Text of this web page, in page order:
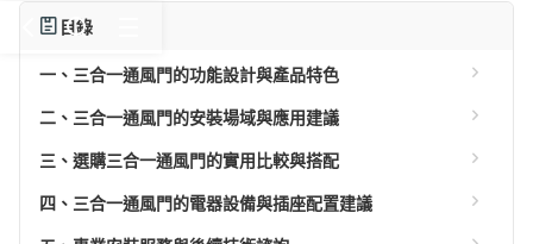
目錄
一、三合一通風門的功能設計與產品特色
二、三合一通風門的安裝場域與應用建議
三、選購三合一通風門的實用比較與搭配
四、三合一通風門的電器設備與插座配置建議